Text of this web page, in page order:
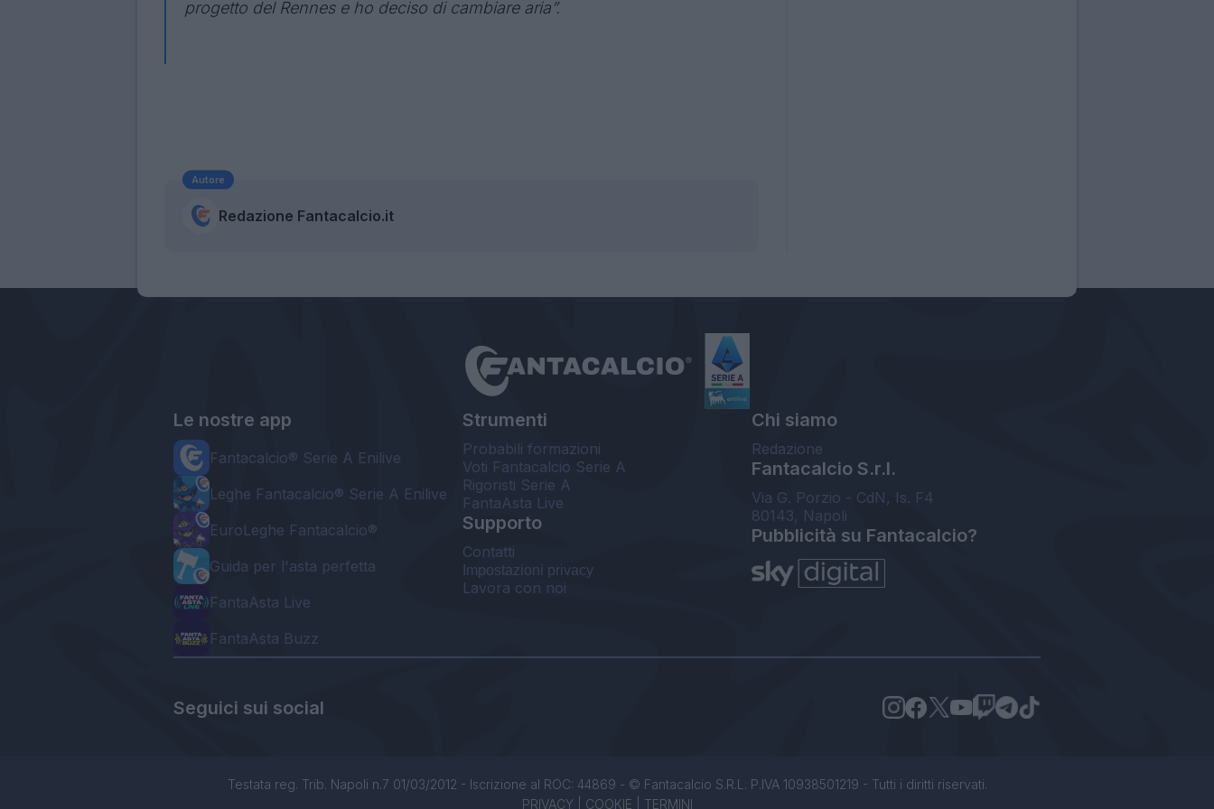
progetto del Rennes e ho deciso di cambiare aria”.
Autore
Redazione Fantacalcio.it
Le nostre app
Fantacalcio® Serie A Enilive
Leghe Fantacalcio® Serie A Enilive
EuroLeghe Fantacalcio®
Guida per l'asta perfetta
FantaAsta Live
FantaAsta Buzz
Strumenti
Probabili formazioni
Voti Fantacalcio Serie A
Rigoristi Serie A
FantaAsta Live
Supporto
Contatti
Impostazioni privacy
Lavora con noi
Chi siamo
Redazione
Fantacalcio S.r.l.
Via G. Porzio - CdN, Is. F4
80143, Napoli
Pubblicità su Fantacalcio?
Seguici sui social
Testata reg. Trib. Napoli n.7 01/03/2012 - Iscrizione al ROC: 44869 - © Fantacalcio S.R.L. P.IVA 10938501219 - Tutti i diritti riservati.
PRIVACY| COOKIE TERMINI